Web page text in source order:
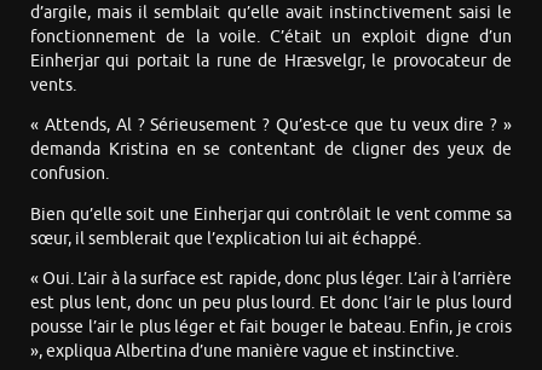
d’argile, mais il semblait qu’elle avait instinctivement saisi le
fonctionnement de la voile. C’était un exploit digne d’un
Einherjar qui portait la rune de Hræsvelgr, le provocateur de
vents.
« Attends, Al ? Sérieusement ? Qu’est-ce que tu veux dire ? »
demanda Kristina en se contentant de cligner des yeux de
confusion.
Bien qu’elle soit une Einherjar qui contrôlait le vent comme sa
sœur, il semblerait que l’explication lui ait échappé.
« Oui. L’air à la surface est rapide, donc plus léger. L’air à l’arrière
est plus lent, donc un peu plus lourd. Et donc l’air le plus lourd
pousse l’air le plus léger et fait bouger le bateau. Enfin, je crois
», expliqua Albertina d’une manière vague et instinctive.